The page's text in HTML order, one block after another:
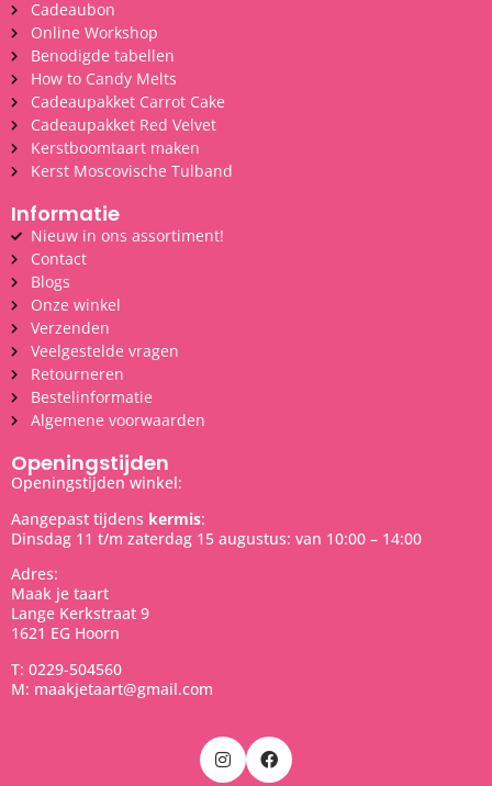
Cadeaubon
Online Workshop
Benodigde tabellen
How to Candy Melts
Cadeaupakket Carrot Cake
Cadeaupakket Red Velvet
Kerstboomtaart maken
Kerst Moscovische Tulband
Informatie
Nieuw in ons assortiment!
Contact
Blogs
Onze winkel
Verzenden
Veelgestelde vragen
Retourneren
Bestelinformatie
Algemene voorwaarden
Openingstijden
Openingstijden winkel:
Aangepast tijdens kermis:
Dinsdag 11 t/m zaterdag 15 augustus: van 10:00 – 14:00
Adres:
Maak je taart
Lange Kerkstraat 9
1621 EG Hoorn
T: 0229-504560
M: maakjetaart@gmail.com